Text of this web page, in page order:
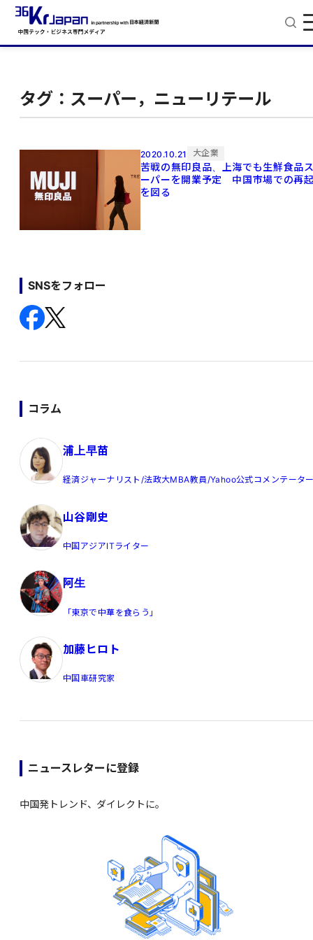
タグ：スーパー，ニューリテール
2020.10.21 大企業
苦戦の無印良品、上海でも生鮮食品
ーパーを開業予定 中国市場での再
を図る
SNSをフォロー
コラム
浦上早苗
経済ジャーナリスト/法政大MBA教員/Yahoo公式コメンテータ
山谷剛史
中国アジアITライター
阿生
「東京で中華を食らう」
加藤ヒロト
中国車研究家
ニュースレターに登録
中国発トレンド、ダイレクトに。